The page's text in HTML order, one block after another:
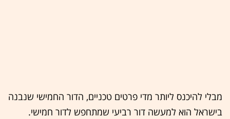
מבלי להיכנס ליותר מדי פרטים טכניים, הדור החמישי שנבנה
בישראל הוא למעשה דור רביעי שמתחפש לדור חמישי.